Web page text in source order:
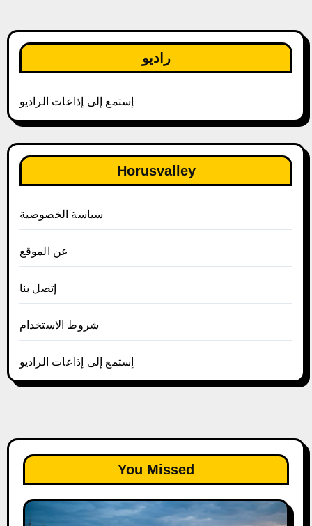
راديو
إستمع إلى إذاعات الراديو
Horusvalley
سياسة الخصوصية
عن الموقع
إتصل بنا
شروط الاستخدام
إستمع إلى إذاعات الراديو
You Missed